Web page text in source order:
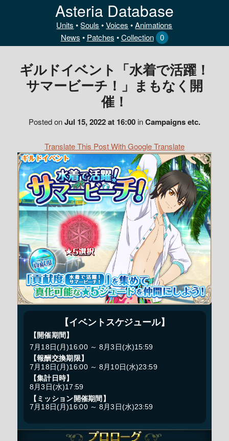
Asteria Database
Units •Souls •Voices •Animations
News • Patches •Collection 0
ギルドイベント「水着で活躍！
サマービーチ！」まもなく開
催！
Posted onJul 15, 2022 at 16:00inCampaigns etc.
Translate This Post With Google Translate